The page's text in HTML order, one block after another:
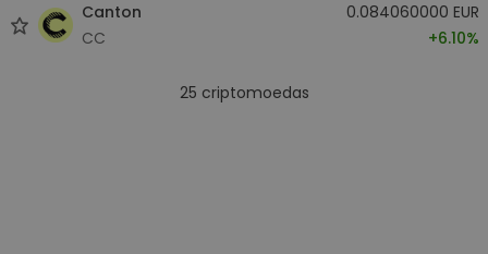
Canton
CC
0.084060000 EUR
+6.10%
25 criptomoedas